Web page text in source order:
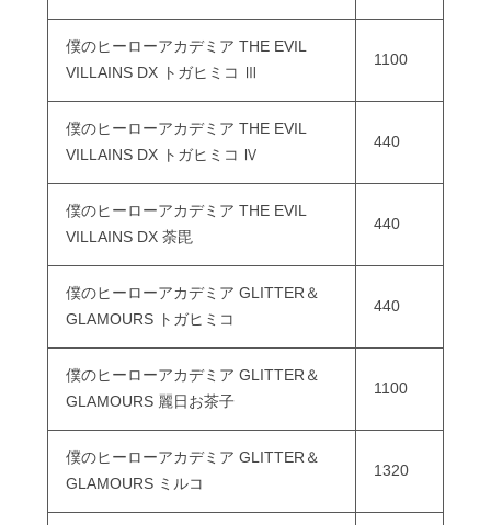
僕のヒーローアカデミア THE EVIL
VILLAINS DX トガヒミコ Ⅲ
1100
僕のヒーローアカデミア THE EVIL
VILLAINS DX トガヒミコ Ⅳ
440
僕のヒーローアカデミア THE EVIL
VILLAINS DX 荼毘
440
僕のヒーローアカデミア GLITTER＆
GLAMOURS トガヒミコ
440
僕のヒーローアカデミア GLITTER＆
GLAMOURS 麗日お茶子
1100
僕のヒーローアカデミア GLITTER＆
GLAMOURS ミルコ
1320